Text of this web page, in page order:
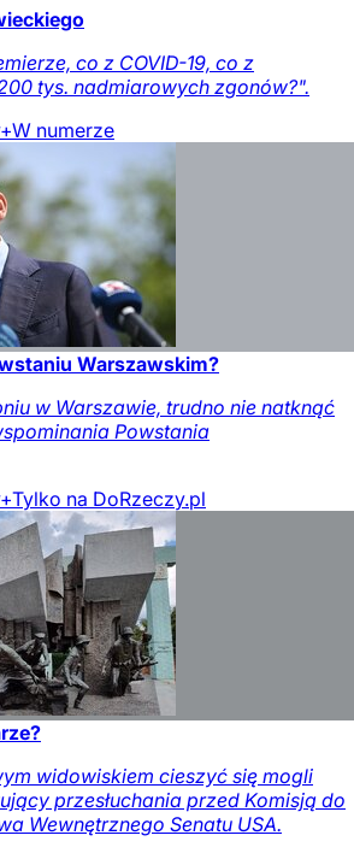
co z COVID-19, co z
tys. nadmiarowych zgonów?".
W numerze
Warszawskim?
w Warszawie, trudno nie natknąć
Powstania
Tylko na DoRzeczy.pl
widowiskiem cieszyć się mogli
przesłuchania przed Komisją do
Wewnętrznego Senatu USA.